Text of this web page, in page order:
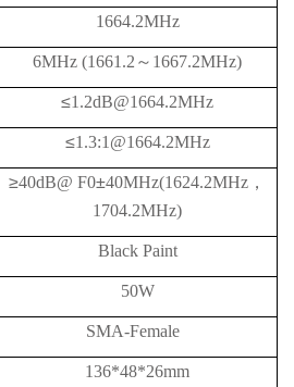
1664.2MHz
6MHz (1661.2 ～ 1667.2MHz)
≤1.2dB@1664.2MHz
≤1.3:1@1664.2MHz
≥40dB@ F0±40MHz(1624.2MHz ，
1704.2MHz)
Black Paint
50W
SMA-Female
136*48*26mm